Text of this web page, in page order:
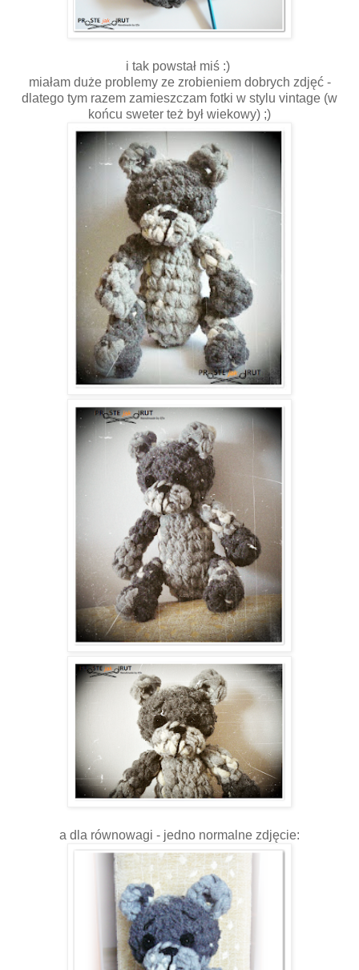
i tak powstał miś :)
miałam duże problemy ze zrobieniem dobrych zdjęć -
dlatego tym razem zamieszczam fotki w stylu vintage (w
końcu sweter też był wiekowy) ;)
a dla równowagi - jedno normalne zdjęcie: